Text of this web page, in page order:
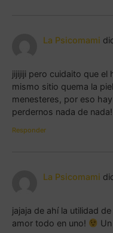
La Psicomami
jijijiji pero cuidaito que el
mismo sitio quema la
menesteres, por eso
perdernos nada de nada!
Responder
La Psicomami
jajaja de ahí la utilidad
amor todo en uno!